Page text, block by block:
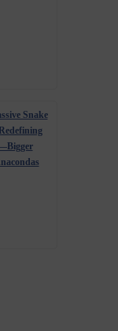
Snake